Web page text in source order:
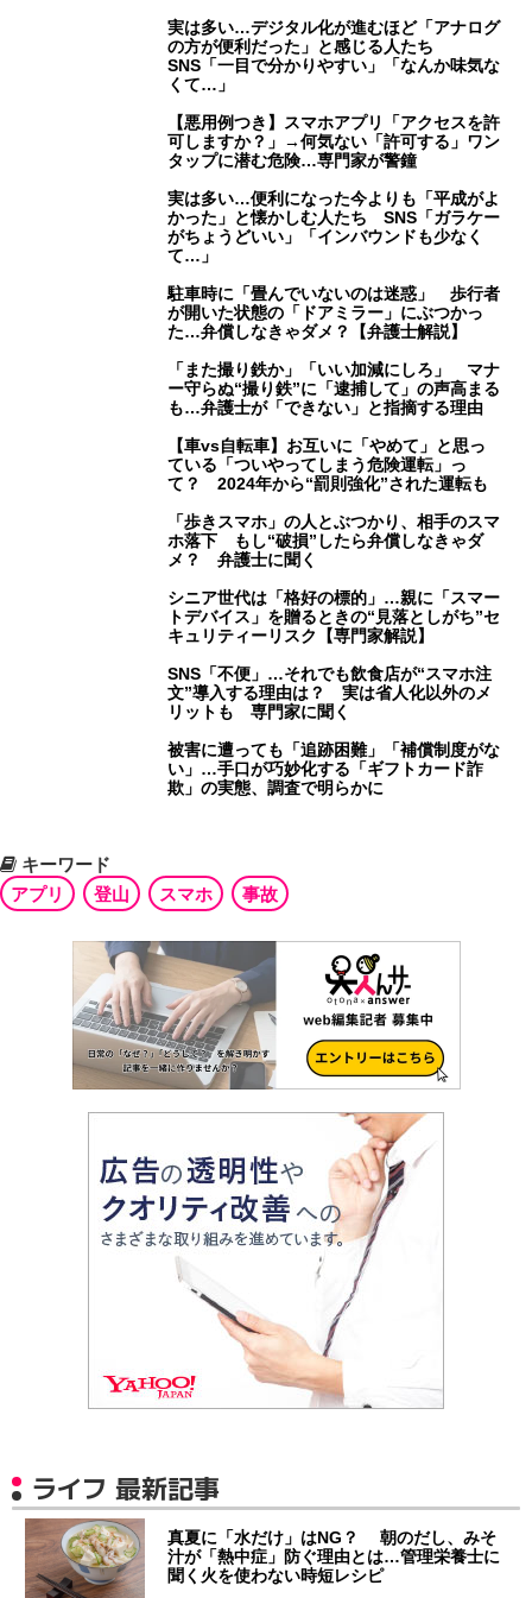
実は多い…デジタル化が進むほど「アナログ
の方が便利だった」と感じる人たち
SNS「一目で分かりやすい」「なんか味気な
くて…」
【悪用例つき】スマホアプリ「アクセスを許
可しますか？」→何気ない「許可する」ワン
タップに潜む危険…専門家が警鐘
実は多い…便利になった今よりも「平成がよ
かった」と懐かしむ人たち SNS「ガラケー
がちょうどいい」「インバウンドも少なく
て…」
駐車時に「畳んでいないのは迷惑」 歩行者
が開いた状態の「ドアミラー」にぶつかっ
た…弁償しなきゃダメ？【弁護士解説】
「また撮り鉄か」「いい加減にしろ」 マナ
ー守らぬ“撮り鉄”に「逮捕して」の声高まる
も…弁護士が「できない」と指摘する理由
【車vs自転車】お互いに「やめて」と思っ
ている「ついやってしまう危険運転」っ
て？ 2024年から“罰則強化”された運転も
「歩きスマホ」の人とぶつかり、相手のスマ
ホ落下 もし“破損”したら弁償しなきゃダ
メ？ 弁護士に聞く
シニア世代は「格好の標的」…親に「スマー
トデバイス」を贈るときの“見落としがち”セ
キュリティーリスク【専門家解説】
SNS「不便」…それでも飲食店が“スマホ注
文”導入する理由は？ 実は省人化以外のメ
リットも 専門家に聞く
被害に遭っても「追跡困難」「補償制度がな
い」…手口が巧妙化する「ギフトカード詐
欺」の実態、調査で明らかに
キーワード
アプリ
登山 スマホ 事故
ライフ 最新記事
真夏に「水だけ」はNG？ 朝のだし、みそ
汁が「熱中症」防ぐ理由とは…管理栄養士に
聞く火を使わない時短レシピ